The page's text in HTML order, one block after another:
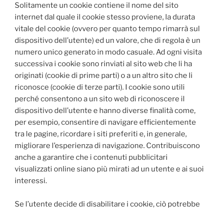
Solitamente un cookie contiene il nome del sito
internet dal quale il cookie stesso proviene, la durata
vitale del cookie (ovvero per quanto tempo rimarrà sul
dispositivo dell’utente) ed un valore, che di regola è un
numero unico generato in modo casuale. Ad ogni visita
successiva i cookie sono rinviati al sito web che li ha
originati (cookie di prime parti) o a un altro sito che li
riconosce (cookie di terze parti). I cookie sono utili
perché consentono a un sito web di riconoscere il
dispositivo dell’utente e hanno diverse finalità come,
per esempio, consentire di navigare efficientemente
tra le pagine, ricordare i siti preferiti e, in generale,
migliorare l’esperienza di navigazione. Contribuiscono
anche a garantire che i contenuti pubblicitari
visualizzati online siano più mirati ad un utente e ai suoi
interessi.
Se l’utente decide di disabilitare i cookie, ciò potrebbe